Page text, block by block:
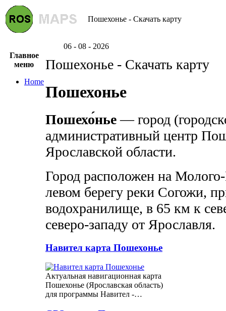
Пошехонье - Скачать карту
06 - 08 - 2026
Главное
меню
Home
Пошехонье - Скачать карту
Пошехонье
Пошехо́нье— город
административный центр
Ярославской области.
Город расположен на
левом берегу реки Согожи,
водохранилище, в 65 км к
северо-западу от Ярославля.
Навител карта Пошехонье
Актуальная навигационная карта
Пошехонье (Ярославская область)
для программы Навител -…